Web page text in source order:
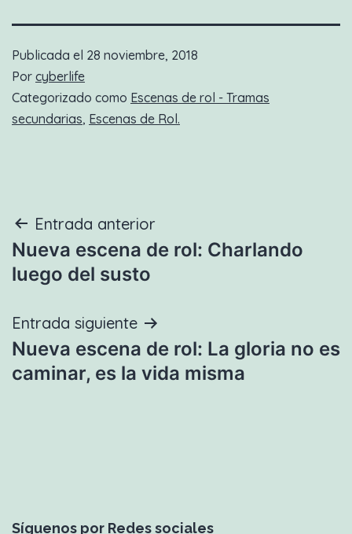
Publicada el 28 noviembre, 2018
Por cyberlife
Categorizado como Escenas de rol - Tramas
secundarias, Escenas de Rol.
Navegación
de
Entrada anterior
Nueva escena de rol: Charlando
luego del susto
Entrada siguiente
Nueva escena de rol: La gloria no es
caminar, es la vida misma
Síguenos por Redes sociales